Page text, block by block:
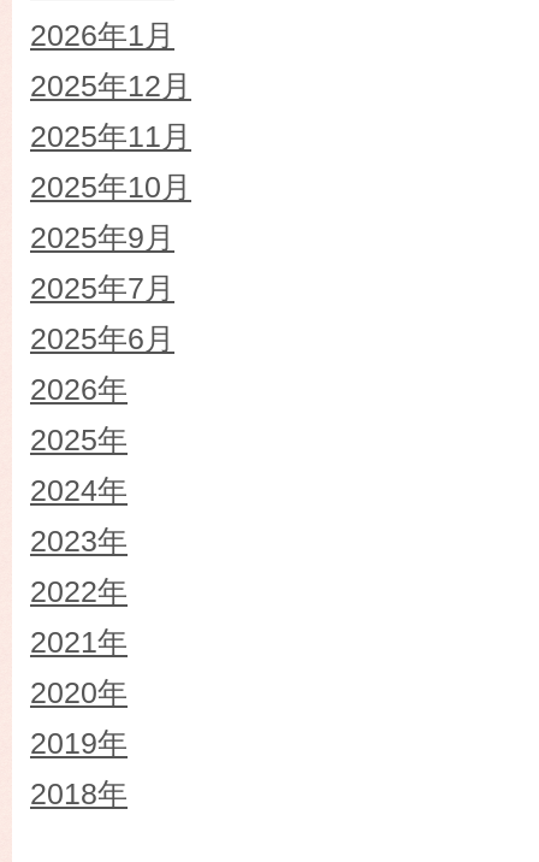
2026年1月
2025年12月
2025年11月
2025年10月
2025年9月
2025年7月
2025年6月
2026年
2025年
2024年
2023年
2022年
2021年
2020年
2019年
2018年